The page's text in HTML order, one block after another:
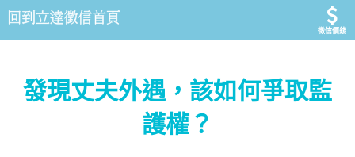
徵信價錢
發現丈夫外遇，該如何爭取監
護權？